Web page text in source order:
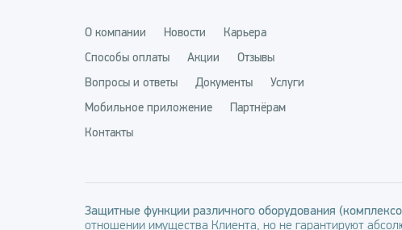
О компании Новости
Карьера
Способы оплаты
Акции
Отзывы
Вопросы и ответы
Документы
Услуги
Мобильное приложение
Партнёрам
Контакты
Защитные функции различного оборудования
отношении имущества Клиента, но не гарантируют